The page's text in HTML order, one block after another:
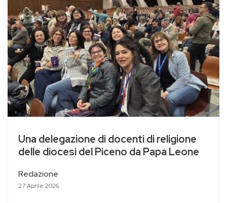
Una delegazione di docenti di religione
delle diocesi del Piceno da Papa Leone
Redazione
27 Aprile 2026